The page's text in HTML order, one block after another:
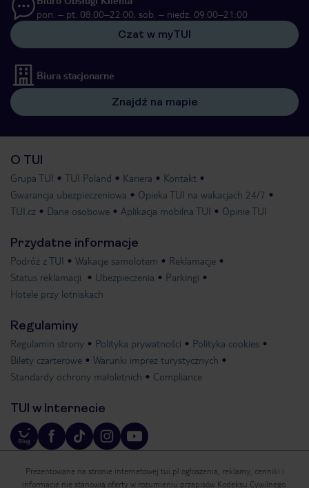
pon. – pt. 08:00–22:00, sob. – niedz. 09:00–21:00
Czat w myTUI
Biura stacjonarne
Znajdź na mapie
O TUI
Grupa TUI TUI Poland Kariera
Kontakt
Gwarancja ubezpieczeniowa
Opieka TUI na wakacjach 24/7
TUI.cz
Dane osobowe Aplikacja mobilna TUI Opinie TUI
Przydatne informacje
Podróż z TUI Wakacje samolotem
Reklamacje
Status reklamacji
Ubezpieczenia
Parkingi
Hotele przy lotniskach
Regulaminy
Regulamin strony Polityka prywatności
Polityka cookies
Bilety czarterowe
Warunki imprez turystycznych
Standardy ochrony małoletnich
Compliance
TUI w Internecie
Prezentowane na stronie internetowej tui.pl ogłoszenia, reklamy, cenniki i
informacje nie stanowią oferty w rozumieniu przepisów Kodeksu Cywilnego.